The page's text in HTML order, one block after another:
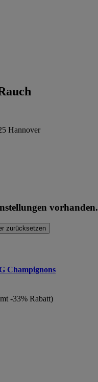
Hannover
vorhanden.
zurücksetzen
Champignons
-33% Rabatt)